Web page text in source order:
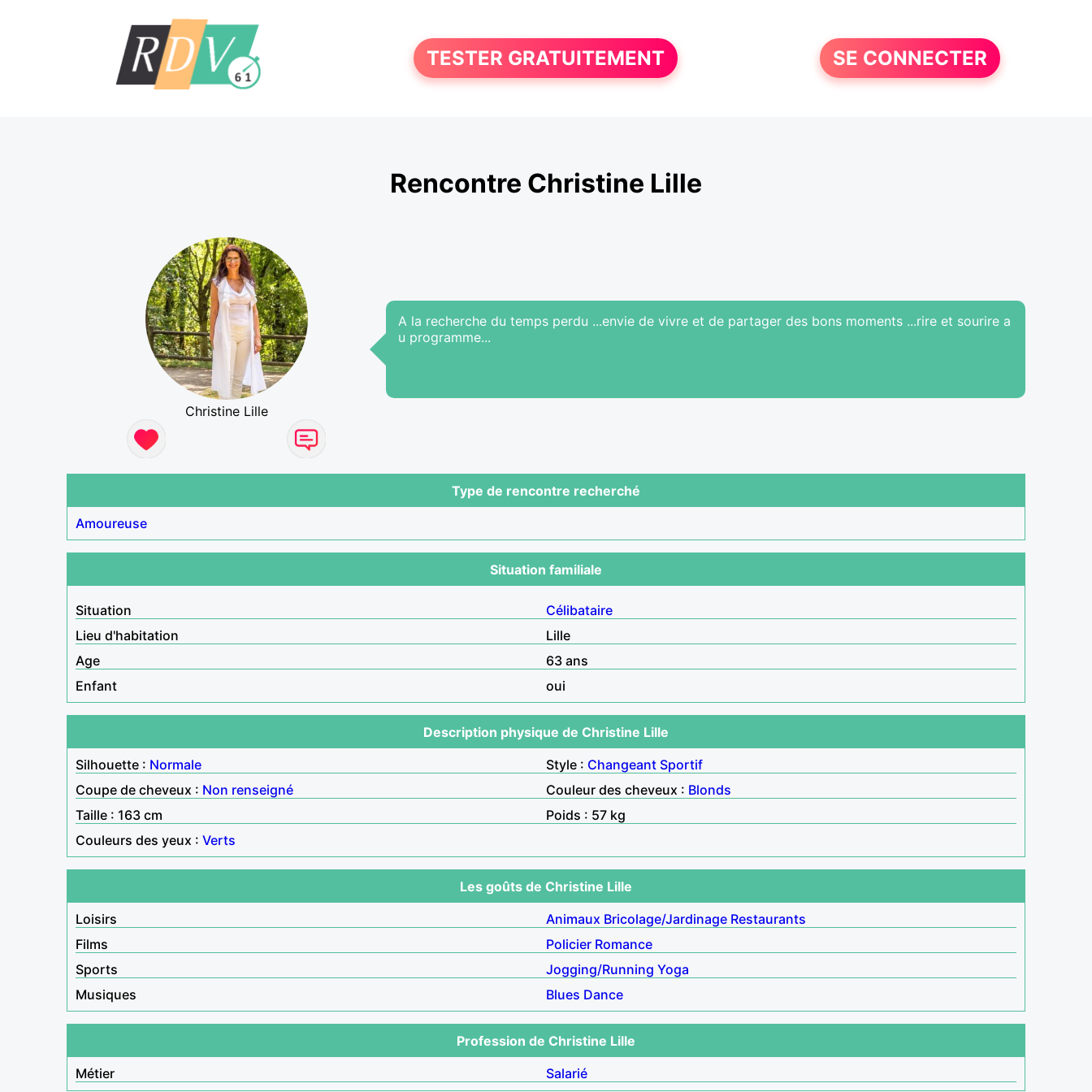
TESTER GRATUITEMENT SE CONNECTER
Rencontre Christine Lille
Christine Lille
A la recherche du temps perdu ...envie de vivre et de partager des bons moments ...rire et sourire a
u programme...
Type de rencontre recherché
Amoureuse
Situation familiale
Situation
Célibataire
Lieu d'habitation
Lille
Age
63 ans
Enfant
oui
Description physique de Christine Lille
Silhouette : Normale Style : Changeant Sportif
Coupe de cheveux : Non renseigné Couleur des cheveux : Blonds
Taille : 163 cm
Poids : 57 kg
Couleurs des yeux : Verts
Les goûts de Christine Lille
Loisirs
Animaux Bricolage/Jardinage Restaurants
Films
Policier Romance
Sports
Jogging/Running Yoga
Musiques
Blues Dance
Profession de Christine Lille
Métier
Salarié